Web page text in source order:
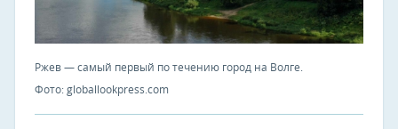
Ржев — самый первый по течению город на Волге.
Фото: globallookpress.com